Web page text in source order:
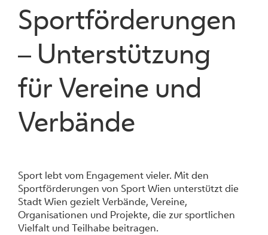
Sportförderungen
– Unterstützung
für Vereine und
Verbände
Sport lebt vom Engagement vieler. Mit den
Sportförderungen von Sport Wien unterstützt die
Stadt Wien gezielt Verbände, Vereine,
Organisationen und Projekte, die zur sportlichen
Vielfalt und Teilhabe beitragen.